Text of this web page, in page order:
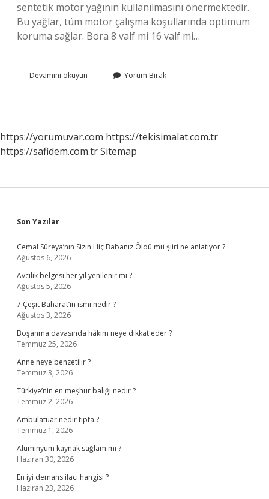
sentetik motor yağının kullanılmasını önermektedir.
Bu yağlar, tüm motor çalışma koşullarında optimum
koruma sağlar. Bora 8 valf mi 16 valf mi…
Devamını okuyun
16
Yorum Bırak
https://yorumuvar.com https://tekisimalat.com.tr
https://safidem.com.trSitemap
Sidebar
Son Yazılar
Cemal Süreya’nın Sizin Hiç Babanız Öldü mü şiiri ne anlatıyor ?
Ağustos 6, 2026
Avcılık belgesi her yıl yenilenir mi ?
Ağustos 5, 2026
7 Çeşit Baharat’ın ismi nedir ?
Ağustos 3, 2026
Boşanma davasında hâkim neye dikkat eder ?
Temmuz 25, 2026
Anne neye benzetilir ?
Temmuz 3, 2026
Türkiye’nin en meşhur balığı nedir ?
Temmuz 2, 2026
Ambulatuar nedir tıpta ?
Temmuz 1, 2026
Alüminyum kaynak sağlam mı ?
Haziran 30, 2026
En iyi demans ilacı hangisi ?
Haziran 23, 2026